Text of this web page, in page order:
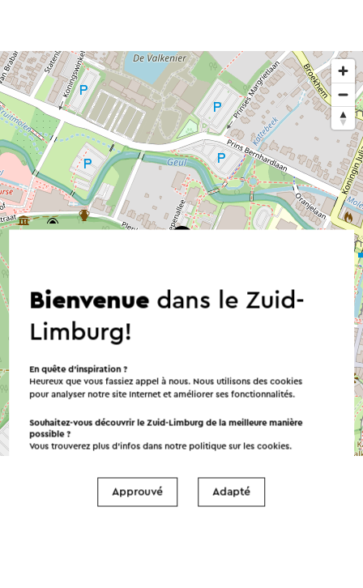
→ Planifier votre itinéraire
Bienvenuedans le Zuid-
Limburg!
En quête d’inspiration ?
Heureux que vous fassiez appel à nous. Nous utilisons des cookies
pour analyser notre site Internet et améliorer ses fonctionnalités.
Souhaitez-vous découvrir le Zuid-Limburg de la meilleure manière
possible ?
Vous trouverez plus d’infos dans notre politique sur lescookies.
Approuvé Adapté